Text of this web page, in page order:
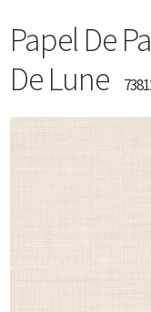
Papel De
De Lune